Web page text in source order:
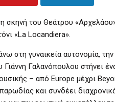
σκηνή του Θεάτρου
«La Locandiera».
στη γυναικεία αυτονομία,
Γαλανόπουλου στήνει
– από Europe μέχρι
και συνδέει